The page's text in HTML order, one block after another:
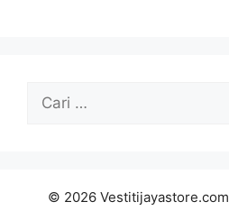
untuk:
© 2026 Vestitijayastore.com